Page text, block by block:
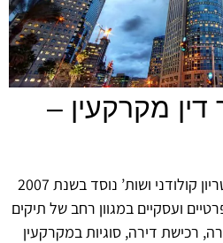
מקרקעין –
משרד עורך דין מקרקעין ונוטריון קולודני ושות’ נוסד בשנת 2007
ועסקיים במגוון רחב של תיקים
רכישת דירה, סוגיות במקרקעין